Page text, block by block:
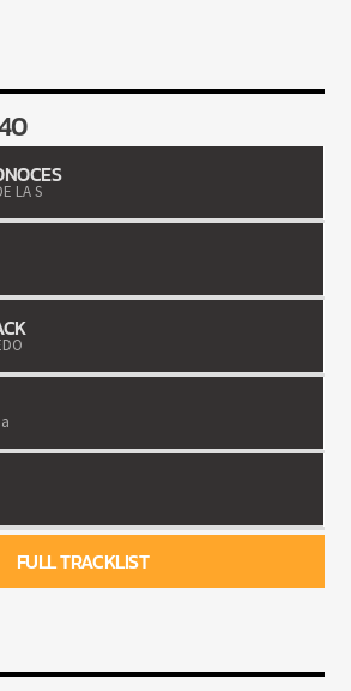
LA S
FULL TRACKLIST